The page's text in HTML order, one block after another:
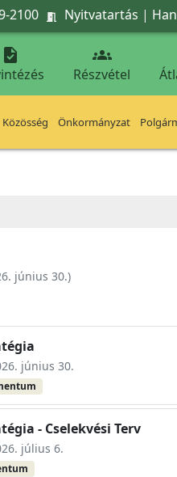
2100  Nyitvatartás |
 
Részvétel
Közösség Önkormányzat
június 30.)
június 30.
- Cselekvési Terv
július 6.